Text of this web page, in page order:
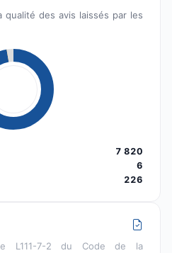
qualité des avis laissés par les
7 820
6
226
L111-7-2 du Code de la